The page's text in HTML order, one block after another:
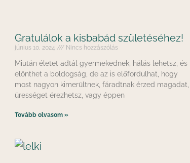
Gratulálok a kisbabád születéséhez!
június 10, 2024 Nincs hozzászólás
Miután életet adtál gyermekednek, hálás lehetsz, és
elönthet a boldogság, de az is előfordulhat, hogy
most nagyon kimerültnek, fáradtnak érzed magadat,
ürességet érezhetsz, vagy éppen
Tovább olvasom »